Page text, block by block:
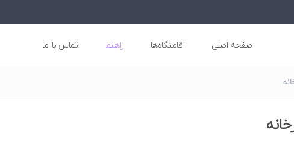
صفحه اصلی اقامتگاه‌ها راهنما تماس با ما